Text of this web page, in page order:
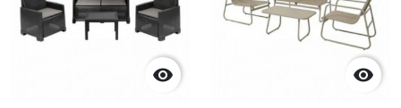
 